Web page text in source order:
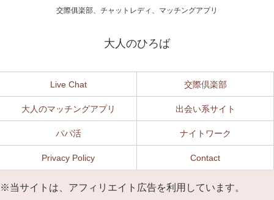
交際俱楽部、チャットレディ、マッチングアプリ
大人のひろば
Live Chat 交際倶楽部
大人のマッチングアプリ 出会い系サイト
パパ活 ナイトワーク
Privacy Policy Contact
※当サイトは、アフィリエイト広告を利用しています。